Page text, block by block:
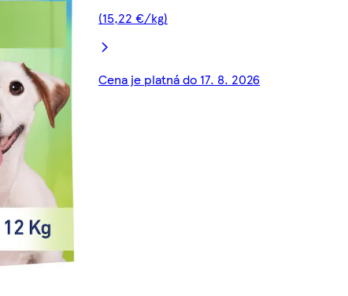
(15,22 €/kg)
Cena je platná do 17. 8. 2026